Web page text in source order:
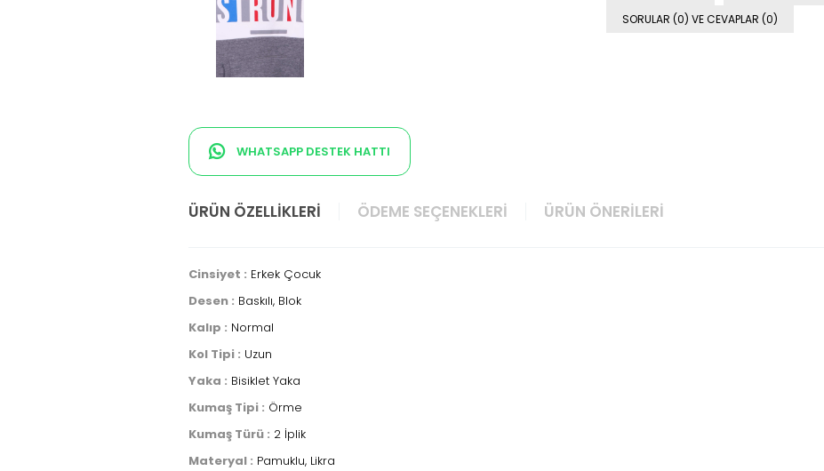
WHATSAPP DESTEK HATTI
SORULAR (0) VE CEVAPLAR (0)
ÜRÜN ÖZELLIKLERI ÖDEME SEÇENEKLERI ÜRÜN ÖNERILERI
Cinsiyet : Erkek Çocuk
Desen : Baskılı, Blok
Kalıp : Normal
Kol Tipi : Uzun
Yaka : Bisiklet Yaka
Kumaş Tipi : Örme
Kumaş Türü : 2 İplik
Materyal : Pamuklu, Likra